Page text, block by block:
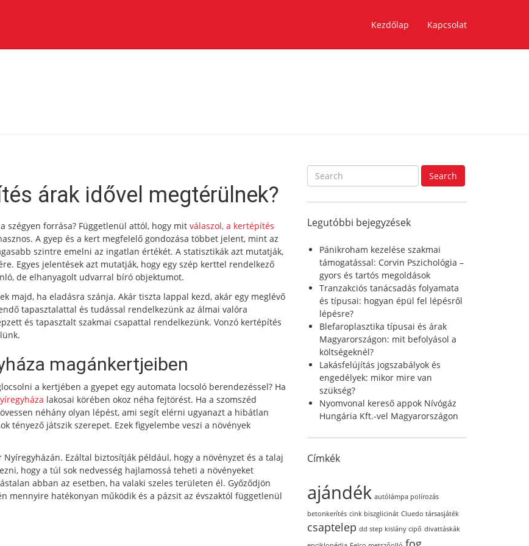
Kezdőlap Kapcsolat
árak idővel megtérülnek?
szégyen forrása? Függetlenül attól, hogy mit válaszol, a kertépítés
A gyep és a kert megfelelő gondozása többet jelent, mint az
szintre emelni az ingatlan értékét. A statisztikák azt mutatják,
Egyes jelentések azt mutatják, hogy egy szép kerttel rendelkező
de elhanyagolt udvarral bíró objektumot.
majd, ha eladásra szánja. Akár tiszta lappal kezd, akár egy meglévő
tapasztalattal és tudással rendelkezünk az álmai valóra
és tapasztalt szakmai csapattal rendelkezünk. Vonzó kertépítés
magánkertjeiben
a kertjében a gyepet egy automata locsoló berendezéssel? Ha
lakosai körében okoz néha fejtörést. Ha a szomszéd
néhány olyan lépést, ami segít elérni ugyanazt a hibátlan
tényező játszik szerepet. Ezek figyelembe veszi a növények
Ezáltal biztosítják például, hogy a növényzet és a talaj
hogy a túl sok nedvesség hajlamossá teheti a növényeket
abban az esetben, ha valaki szeles területen él. Győződjön
mennyire hatékonyan működik és a pázsit az évszaktól függetlenül
S
e
c
f
Search
Legutóbbi bejegyzések
Pánikroham kezelése szakmai
támogatással: Corvin Pszichológia –
gyors és tartós megoldások
Tranzakciós tanácsadás folyamata
és típusai: hogyan épül fel lépésről
lépésre?
Blefaroplasztika típusai és árak
Magyarországon: mit befolyásol a
költségeknél?
Lakásfelújítás jogszabályok és
engedélyek: mikor mire van
szükség?
Nyomvonal kereső appok Nívógáz
Hungária Kft.-vel Magyarországon
Címkék
ajándék autólámpa polírozás
betonkerítés cink biszglicinát Cluedo társasjáték
csaptelep dd step kislány cipő divattáskák